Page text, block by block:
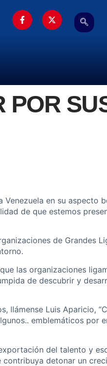
POR
en su aspecto
de que estemos
de Grandes
las organizaciones
de descubrir y
llámense Luis Aparicio,
emblemáticos por
del talento y
detonar un